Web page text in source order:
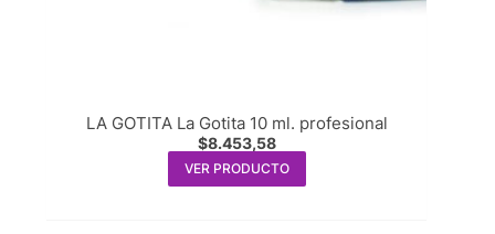
LA GOTITA La Gotita 10 ml. profesional
$8.453,58
VER PRODUCTO